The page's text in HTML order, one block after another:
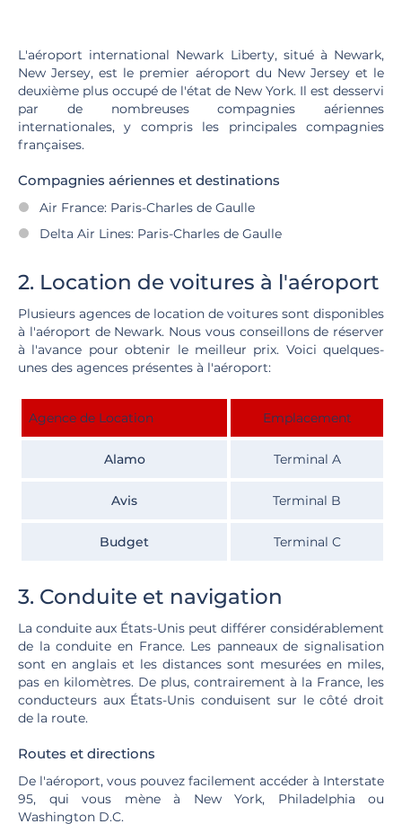
L'aéroport international Newark Liberty, situé à Newark,
New Jersey, est le premier aéroport du New Jersey et le
deuxième plus occupé de l'état de New York. Il est desservi
par de nombreuses compagnies aériennes
internationales, y compris les principales compagnies
françaises.
Compagnies aériennes et destinations
Air France: Paris-Charles de Gaulle
Delta Air Lines: Paris-Charles de Gaulle
2. Location de voitures à l'aéroport
Plusieurs agences de location de voitures sont disponibles
à l'aéroport de Newark. Nous vous conseillons de réserver
à l'avance pour obtenir le meilleur prix. Voici quelques-
unes des agences présentes à l'aéroport:
Agence de Location Emplacement
Alamo Terminal A
Avis Terminal B
Budget Terminal C
3. Conduite et navigation
La conduite aux États-Unis peut différer considérablement
de la conduite en France. Les panneaux de signalisation
sont en anglais et les distances sont mesurées en miles,
pas en kilomètres. De plus, contrairement à la France, les
conducteurs aux États-Unis conduisent sur le côté droit
de la route.
Routes et directions
De l'aéroport, vous pouvez facilement accéder à Interstate
95, qui vous mène à New York, Philadelphia ou
Washington D.C.